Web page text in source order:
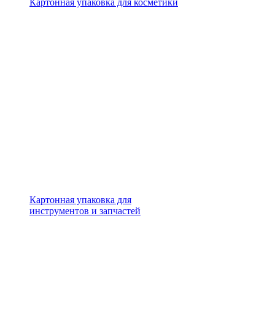
Картонная упаковка для
инструментов и запчастей